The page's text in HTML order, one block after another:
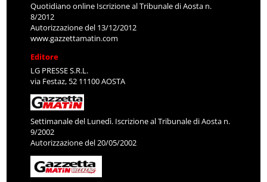
Quotidiano online Iscrizione al Tribunale di Aosta n.
8/2012
Autorizzazione del 13/12/2012
www.gazzettamatin.com
Editore
LG PRESSE S.R.L.
via Festaz, 52 11100 AOSTA
Settimanale del Lunedì. Iscrizione al Tribunale di Aosta n.
9/2002
Autorizzazione del 20/05/2002